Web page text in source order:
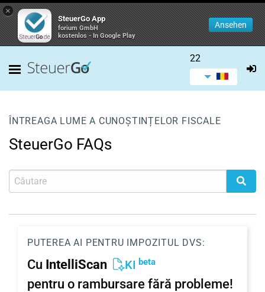
×
SteuerGo App
forium GmbH
kostenlos - In Google Play
Ansehen
22
ÎNTREAGA LUME A CUNOȘTINȚELOR FISCALE
SteuerGo FAQs
PUTEREA AI PENTRU IMPOZITUL DVS:
Cu IntelliScan KI beta
pentru o rambursare fără probleme!